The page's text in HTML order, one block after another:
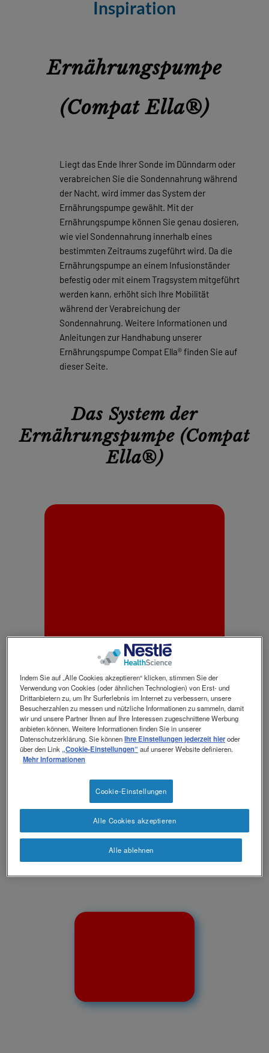
Inspiration
Ernährungspumpe
(Compat Ella®)
Liegt das Ende Ihrer Sonde im Dünndarm oder
verabreichen Sie die Sondennahrung während
der Nacht, wird immer das System der
Ernährungspumpe gewählt. Mit der
Ernährungspumpe können Sie genau dosieren,
wie viel Sondennahrung innerhalb eines
bestimmten Zeitraums zugeführt wird. Da die
Ernährungspumpe an einem Infusionständer
befestig oder mit einem Tragsystem mitgeführt
werden kann, erhöht sich Ihre Mobilität
während der Verabreichung der
Sondennahrung. Weitere Informationen und
Anleitungen zur Handhabung unserer
Ernährungspumpe Compat Ella® finden Sie auf
dieser Seite.
Das System der
Ernährungspumpe (Compat
Ella®)
Indem Sie auf „Alle Cookies akzeptieren“ klicken, stimmen Sie der
Verwendung von Cookies (oder ähnlichen Technologien) von Erst- und
Drittanbietern zu, um Ihr Surferlebnis im Internet zu verbessern, unsere
Besucherzahlen zu messen und nützliche Informationen zu sammeln, damit
wir und unsere Partner Ihnen auf Ihre Interessen zugeschnittene Werbung
anbieten können. Weitere Informationen finden Sie in unserer
Datenschutzerklärung. Sie könnenIhre Einstellungen jederzeit hieroder
über den Link „Cookie-Einstellungen“ auf unserer Website definieren.
Mehr Informationen
Cookie-Einstellungen
Alle ablehnen
Alle Cookies akzeptieren